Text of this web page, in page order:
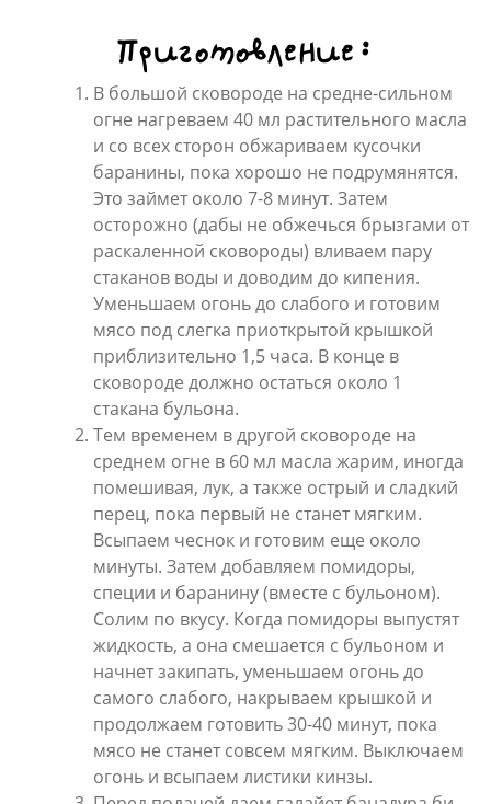
Приготовление:
В большой сковороде на средне-сильном
огне нагреваем 40 мл растительного масла
и со всех сторон обжариваем кусочки
баранины, пока хорошо не подрумянятся.
Это займет около 7-8 минут. Затем
осторожно (дабы не обжечься брызгами от
раскаленной сковороды) вливаем пару
стаканов воды и доводим до кипения.
Уменьшаем огонь до слабого и готовим
мясо под слегка приоткрытой крышкой
приблизительно 1,5 часа. В конце в
сковороде должно остаться около 1
стакана бульона.
Тем временем в другой сковороде на
среднем огне в 60 мл масла жарим, иногда
помешивая, лук, а также острый и сладкий
перец, пока первый не станет мягким.
Всыпаем чеснок и готовим еще около
минуты. Затем добавляем помидоры,
специи и баранину (вместе с бульоном).
Солим по вкусу. Когда помидоры выпустят
жидкость, а она смешается с бульоном и
начнет закипать, уменьшаем огонь до
самого слабого, накрываем крышкой и
продолжаем готовить 30-40 минут, пока
мясо не станет совсем мягким. Выключаем
огонь и всыпаем листики кинзы.